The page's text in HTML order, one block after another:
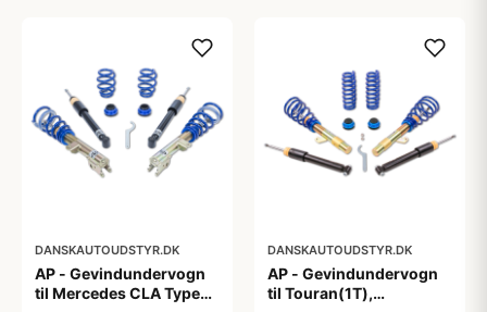
DANSKAUTOUDSTYR.DK
AP - Gevindundervogn
til Mercedes CLA Type
DANSKAUTOUDSTYR.DK
AP - Gevindundervogn
til Touran(1T),